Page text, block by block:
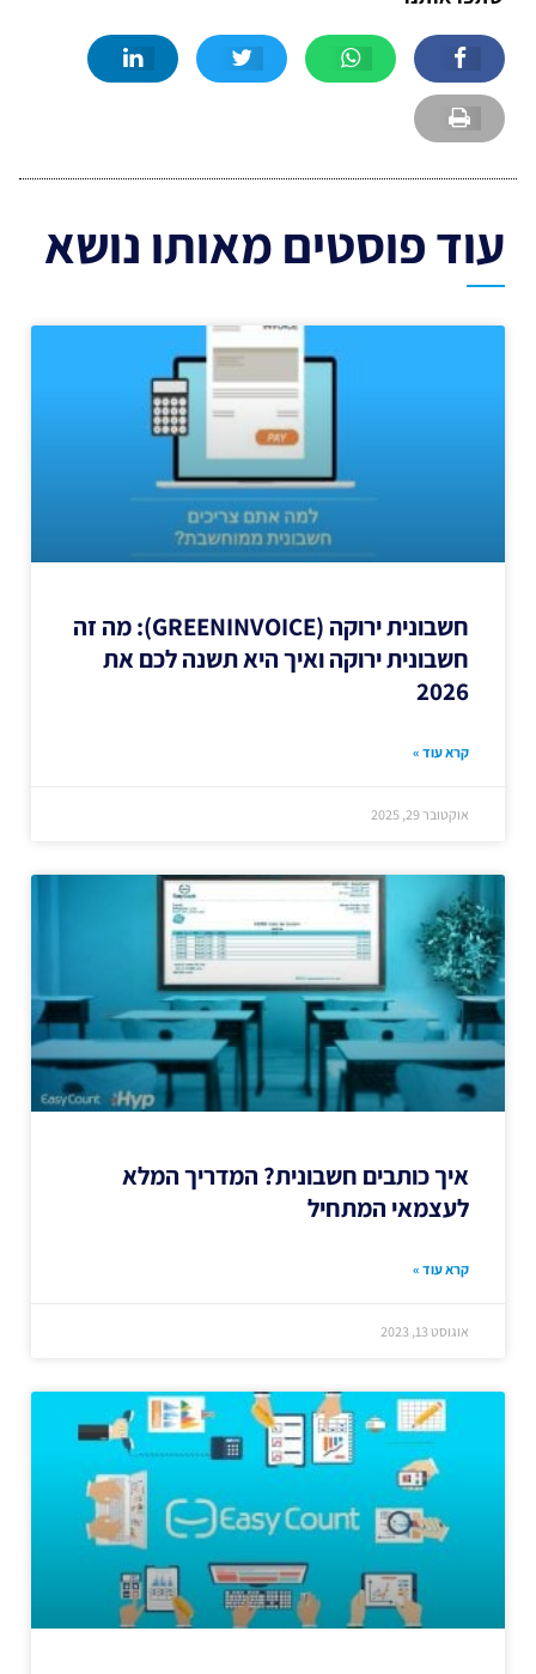
עוד פוסטים מאותו נושא
חשבונית ירוקה (GREENINVOICE): מה זה
חשבונית ירוקה ואיך היא תשנה לכם את
2026
קרא עוד »
אוקטובר 29, 2025
איך כותבים חשבונית? המדריך המלא
לעצמאי המתחיל
קרא עוד »
אוגוסט 13, 2023